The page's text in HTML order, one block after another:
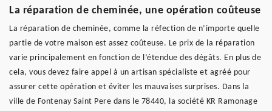
La réparation de cheminée, une opération coûteuse
La réparation de cheminée, comme la réfection de n’importe quelle
partie de votre maison est assez coûteuse. Le prix de la réparation
varie principalement en fonction de l’étendue des dégâts. En plus de
cela, vous devez faire appel à un artisan spécialiste et agréé pour
assurer cette opération et éviter les mauvaises surprises. Dans la
ville de Fontenay Saint Pere dans le 78440, la société KR Ramonage